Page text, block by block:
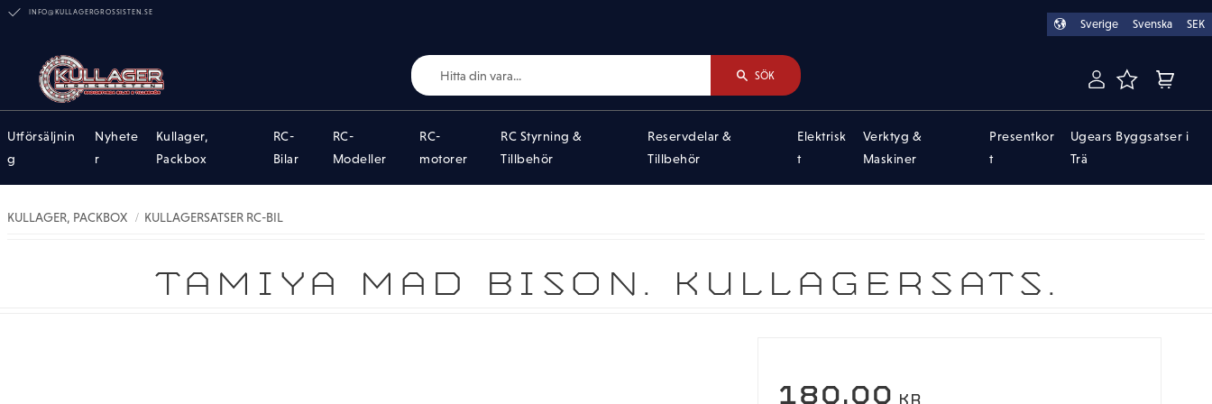
INFO@KULLAGERGROSSISTEN.SE
Sverige Svenska SEK
SÖK FAVORITER
Utförsäljnin
g
Nyhete
r
Kullager,
Packbox
RC-
Bilar
RC-
Modeller
RC-
motorer
RC Styrning &
Tillbehör
Reservdelar &
Tillbehör
Elektrisk
t
Verktyg &
Maskiner
Presentkor
t
Ugears Byggsatser i
Trä
KULLAGER, PACKBOX KULLAGERSATSER RC-BIL
TAMIYA MAD BISON. KULLAGERSATS.
180,00 KR